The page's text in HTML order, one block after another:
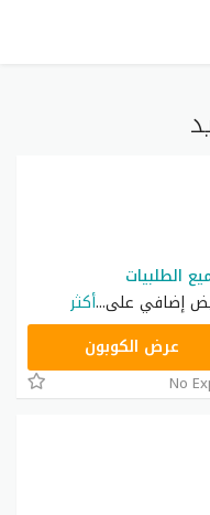
إضافي على...أكثر
عرض الكوبون
No